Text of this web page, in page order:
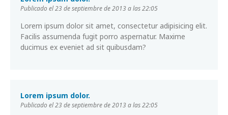
Publicado el 23 de septiembre de 2013 a las 22:05
Lorem ipsum dolor sit amet, consectetur adipisicing elit.
Facilis assumenda fugit porro aspernatur. Maxime
ducimus ex eveniet ad sit quibusdam?
Lorem ipsum dolor.
Publicado el 23 de septiembre de 2013 a las 22:05